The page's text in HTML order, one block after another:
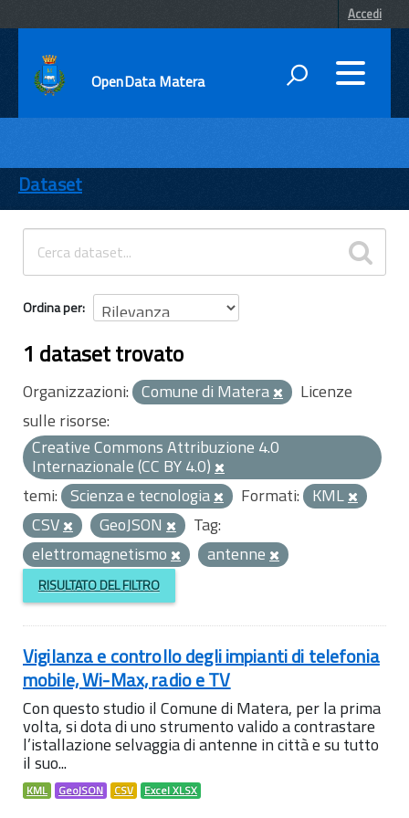
Accedi
OpenData Matera
ENTI
TEMI
INFORMAZIONI
Dataset
Ordina per
1 dataset trovato
Organizzazioni: Comune di Matera
Licenze
sulle risorse:
Creative Commons Attribuzione 4.0
Internazionale (CC BY 4.0)
temi: Scienza e tecnologia Formati: KML
CSV
GeoJSON
Tag:
elettromagnetismo
antenne
RISULTATO DEL FILTRO
Vigilanza e controllo degli impianti di telefonia
mobile, Wi-Max, radio e TV
Con questo studio il Comune di Matera, per la prima
volta, si dota di uno strumento valido a contrastare
l’istallazione selvaggia di antenne in città e su tutto
il suo...
KML GeoJSON CSV Excel XLSX